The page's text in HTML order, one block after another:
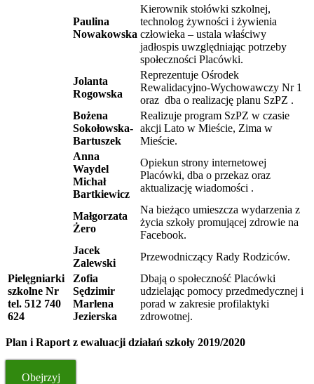
Paulina
Nowakowska
Kierownik stołówki szkolnej,
technolog żywności i żywienia
człowieka – ustala właściwy
jadłospis uwzględniając potrzeby
społeczności Placówki.
Jolanta
Rogowska
Reprezentuje Ośrodek
Rewalidacyjno-Wychowawczy Nr 1
oraz dba o realizację planu SzPZ .
Bożena
Sokołowska-
Bartuszek
Realizuje program SzPZ w czasie
akcji Lato w Mieście, Zima w
Mieście.
Anna
Waydel
Michał
Bartkiewicz
Opiekun strony internetowej
Placówki, dba o przekaz oraz
aktualizację wiadomości .
Małgorzata
Żero
Na bieżąco umieszcza wydarzenia z
życia szkoły promującej zdrowie na
Facebook.
Jacek
Zalewski
Przewodniczący Rady Rodziców.
Pielęgniarki
szkolne Nr
tel. 512 740
624
Zofia
Sędzimir
Marlena
Jezierska
Dbają o społeczność Placówki
udzielając pomocy przedmedycznej i
porad w zakresie profilaktyki
zdrowotnej.
Plan i Raport z ewaluacji działań szkoły 2019/2020
Obejrzyj